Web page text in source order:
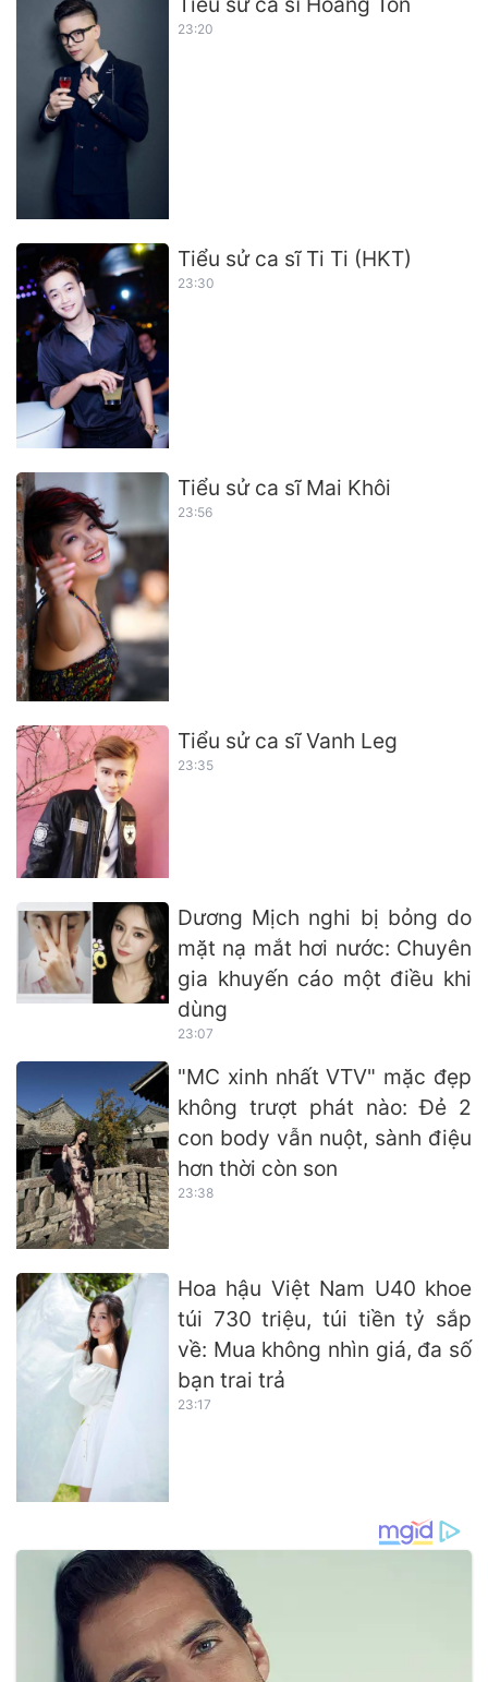
23:20
Tiểu sử ca sĩ Ti Ti (HKT)
23:30
Tiểu sử ca sĩ Mai Khôi
23:56
Tiểu sử ca sĩ Vanh Leg
23:35
Dương Mịch nghi bị bỏng do
mặt nạ mắt hơi nước: Chuyên
gia khuyến cáo một điều khi
dùng
23:07
"MC xinh nhất VTV" mặc đẹp
không trượt phát nào: Đẻ 2
con body vẫn nuột, sành điệu
hơn thời còn son
23:38
Hoa hậu Việt Nam U40 khoe
túi 730 triệu, túi tiền tỷ sắp
về: Mua không nhìn giá, đa số
bạn trai trả
23:17